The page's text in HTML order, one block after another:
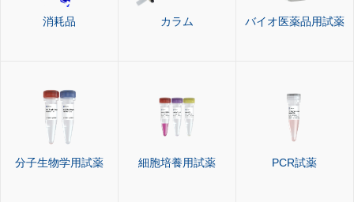
消耗品 カラム バイオ医薬品用試薬
分子生物学用試薬 細胞培養用試薬 PCR試薬